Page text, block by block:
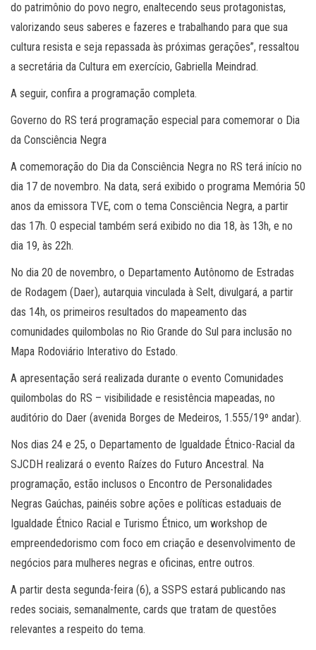
do patrimônio do povo negro, enaltecendo seus protagonistas,
valorizando seus saberes e fazeres e trabalhando para que sua
cultura resista e seja repassada às próximas gerações”, ressaltou
a secretária da Cultura em exercício, Gabriella Meindrad.
A seguir, confira a programação completa.
Governo do RS terá programação especial para comemorar o Dia
da Consciência Negra
A comemoração do Dia da Consciência Negra no RS terá início no
dia 17 de novembro. Na data, será exibido o programa Memória 50
anos da emissora TVE, com o tema Consciência Negra, a partir
das 17h. O especial também será exibido no dia 18, às 13h, e no
dia 19, às 22h.
No dia 20 de novembro, o Departamento Autônomo de Estradas
de Rodagem (Daer), autarquia vinculada à Selt, divulgará, a partir
das 14h, os primeiros resultados do mapeamento das
comunidades quilombolas no Rio Grande do Sul para inclusão no
Mapa Rodoviário Interativo do Estado.
A apresentação será realizada durante o evento Comunidades
quilombolas do RS – visibilidade e resistência mapeadas, no
auditório do Daer (avenida Borges de Medeiros, 1.555/19º andar).
Nos dias 24 e 25, o Departamento de Igualdade Étnico-Racial da
SJCDH realizará o evento Raízes do Futuro Ancestral. Na
programação, estão inclusos o Encontro de Personalidades
Negras Gaúchas, painéis sobre ações e políticas estaduais de
Igualdade Étnico Racial e Turismo Étnico, um workshop de
empreendedorismo com foco em criação e desenvolvimento de
negócios para mulheres negras e oficinas, entre outros.
A partir desta segunda-feira (6), a SSPS estará publicando nas
redes sociais, semanalmente, cards que tratam de questões
relevantes a respeito do tema.